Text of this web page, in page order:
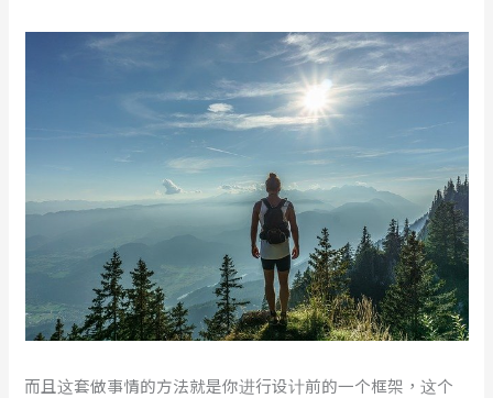
而且这套做事情的方法就是你进行设计前的一个框架，这个